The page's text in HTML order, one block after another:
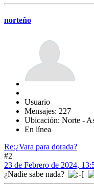
norteño
Usuario
Mensajes: 227
Ubicación: Norte -
En línea
Re:¿Vara para dorada?
#2
23 de Febrero de 2024,
¿Nadie sabe nada?